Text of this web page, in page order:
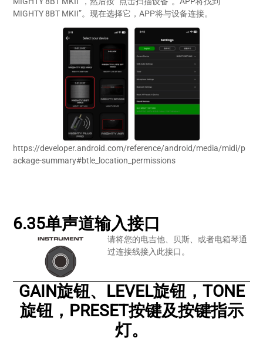
MIGHTY 8BT MKII”。现在选择它，APP将与设备连接。
https://developer.android.com/reference/android/media/midi/p
ackage-summary#btle_location_permissions
6.35单声道输入接口
请将您的电吉他、贝斯、或者电箱琴通
过连接线接入此接口。
GAIN旋钮、LEVEL旋钮，TONE
旋钮，PRESET按键及按键指示
灯。